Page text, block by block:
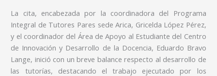
La cita, encabezada por la coordinadora del Programa
Integral de Tutores Pares sede Arica, Gricelda López Pérez,
y el coordinador del Área de Apoyo al Estudiante del Centro
de Innovación y Desarrollo de la Docencia, Eduardo Bravo
Lange, inició con un breve balance respecto al desarrollo de
las tutorías, destacando el trabajo ejecutado por los